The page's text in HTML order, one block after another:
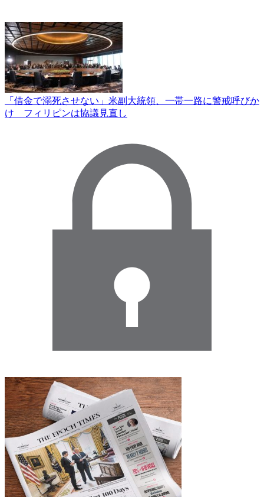
「借金で溺死させない」米副大統領、一帯一路に警戒呼びか
け フィリピンは協議見直し